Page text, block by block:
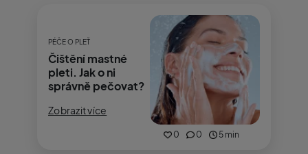
0 0 5 min
PÉČE O PLEŤ
Čištění mastné
pleti. Jak o ni
správně pečovat?
Zobrazit více